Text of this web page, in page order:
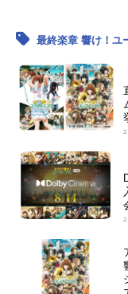
最終楽章 響け！ユ